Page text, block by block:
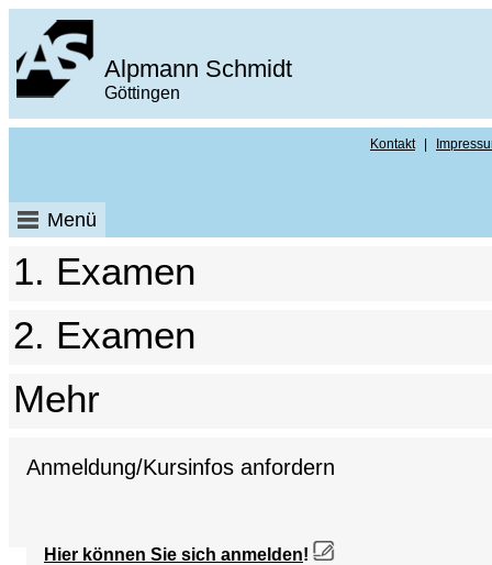
Alpmann Schmidt
Göttingen
Kontakt
Menü
1. Examen
2. Examen
Mehr
Anmeldung/Kursinfos anfordern
Hier können Sie sich anmelden!